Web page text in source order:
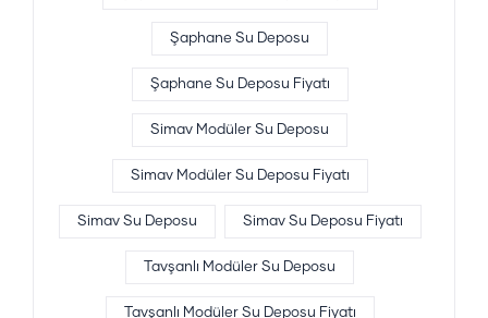
Şaphane Su Deposu
Şaphane Su Deposu Fiyatı
Simav Modüler Su Deposu
Simav Modüler Su Deposu Fiyatı
Simav Su Deposu Simav Su Deposu Fiyatı
Tavşanlı Modüler Su Deposu
Tavşanlı Modüler Su Deposu Fiyatı